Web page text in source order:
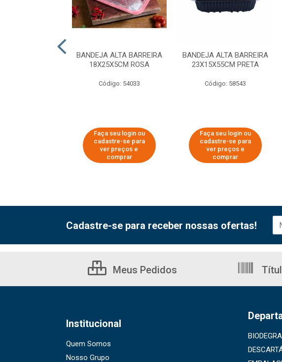
BANDEJA ALTA BARREIRA
18X25X5CM ROSA
Código: 54033
Faça seu login ou
cadastre-se para
ver preços e
comprar
BANDEJA ALTA BARREIRA
23X15X55CM PRETA
Código: 58543
Faça seu login ou
cadastre-se para
ver preços e
comprar
Cadastre-se para receber nossas ofertas!
Meus Pedidos
Institucional
Quem Somos
Nosso Grupo